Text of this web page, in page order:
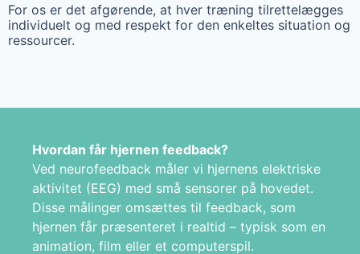
For os er det afgørende, at hver træning tilrettelægges
individuelt og med respekt for den enkeltes situation og
ressourcer.
Hvordan får hjernen feedback?
Ved neurofeedback måler vi hjernens elektriske
aktivitet (EEG) med små sensorer på hovedet.
Disse målinger omsættes til feedback, som
hjernen får præsenteret i realtid – typisk som en
animation, film eller et computerspil.